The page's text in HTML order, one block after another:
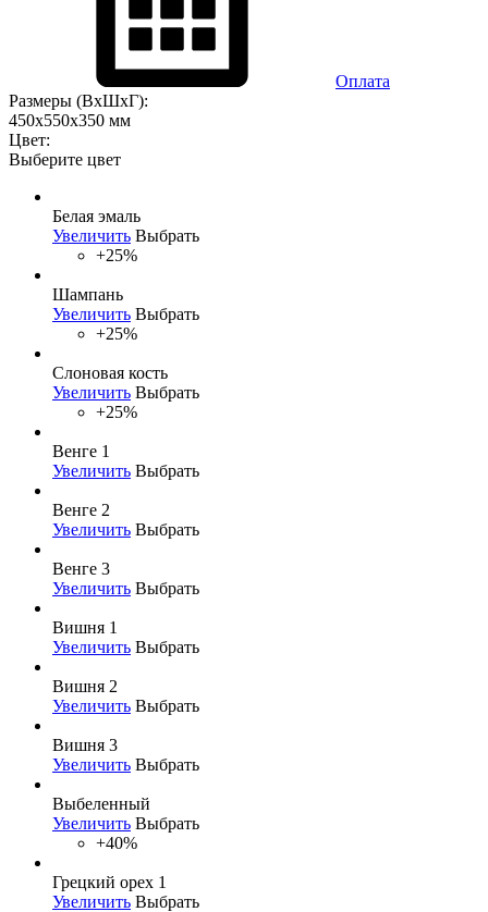
Оплата
Размеры (ВхШхГ):
450x550x350 мм
Цвет:
Выберите цвет
Белая эмаль
Увеличить Выбрать
+25%
Шампань
Увеличить Выбрать
+25%
Слоновая кость
Увеличить Выбрать
+25%
Венге 1
Увеличить Выбрать
Венге 2
Увеличить Выбрать
Венге 3
Увеличить Выбрать
Вишня 1
Увеличить Выбрать
Вишня 2
Увеличить Выбрать
Вишня 3
Увеличить Выбрать
Выбеленный
Увеличить Выбрать
+40%
Грецкий орех 1
Увеличить Выбрать